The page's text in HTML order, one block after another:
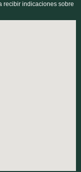
recibir indicaciones sobre